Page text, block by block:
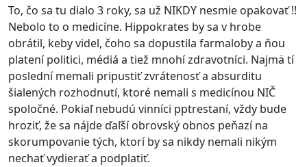
To, čo sa tu dialo 3 roky, sa už NIKDY nesmie opakovať !!
Nebolo to o medicíne. Hippokrates by sa v hrobe
obrátil, keby videl, čoho sa dopustila farmaloby a ňou
platení politici, médiá a tiež mnohí zdravotníci. Najmä tí
poslední memali pripustiť zvrátenosť a absurditu
šialených rozhodnutí, ktoré nemali s medicínou NIČ
spoločné. Pokiaľ nebudú vinníci pptrestaní, vždy bude
hroziť, že sa nájde ďaľší obrovský obnos peňazí na
skorumpovanie tých, ktorí by sa nikdy nemali nikým
nechať vydierať a podplatiť.